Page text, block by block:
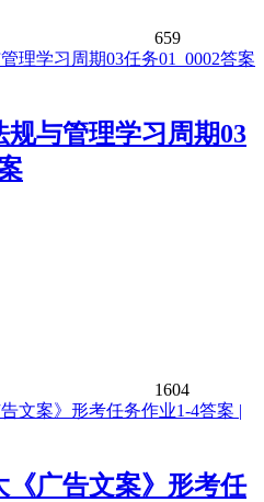
659
规与管理学习周期03
1604
《广告文案》形考任